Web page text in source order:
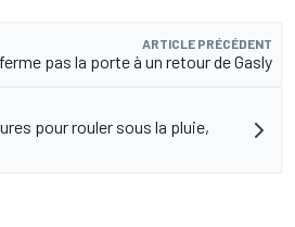
ARTICLE PRÉCÉDENT
pas la porte à un retour de Gasly
pour rouler sous la pluie,